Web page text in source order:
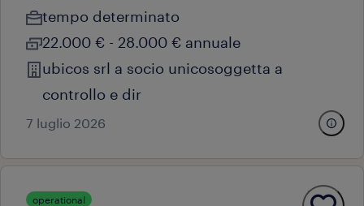
tempo determinato
22.000 € - 28.000 € annuale
ubicos srl a socio unicosoggetta a
controllo e dir
7 luglio 2026
operational